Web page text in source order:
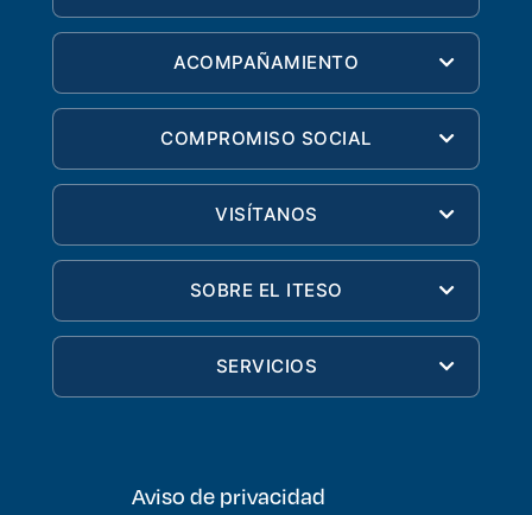
ACOMPAÑAMIENTO
COMPROMISO SOCIAL
VISÍTANOS
SOBRE EL ITESO
SERVICIOS
Aviso de privacidad